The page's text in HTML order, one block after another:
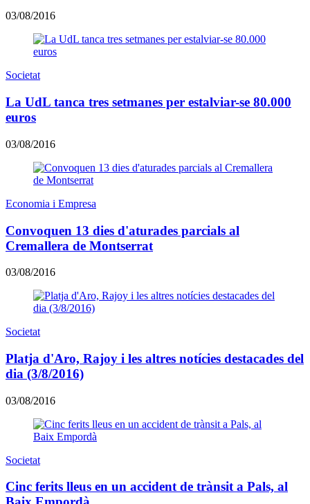
03/08/2016
Societat
La UdL tanca tres setmanes per estalviar-se 80.000
euros
03/08/2016
Economia i Empresa
Convoquen 13 dies d'aturades parcials al
Cremallera de Montserrat
03/08/2016
Societat
Platja d'Aro, Rajoy i les altres notícies destacades del
dia (3/8/2016)
03/08/2016
Societat
Cinc ferits lleus en un accident de trànsit a Pals, al